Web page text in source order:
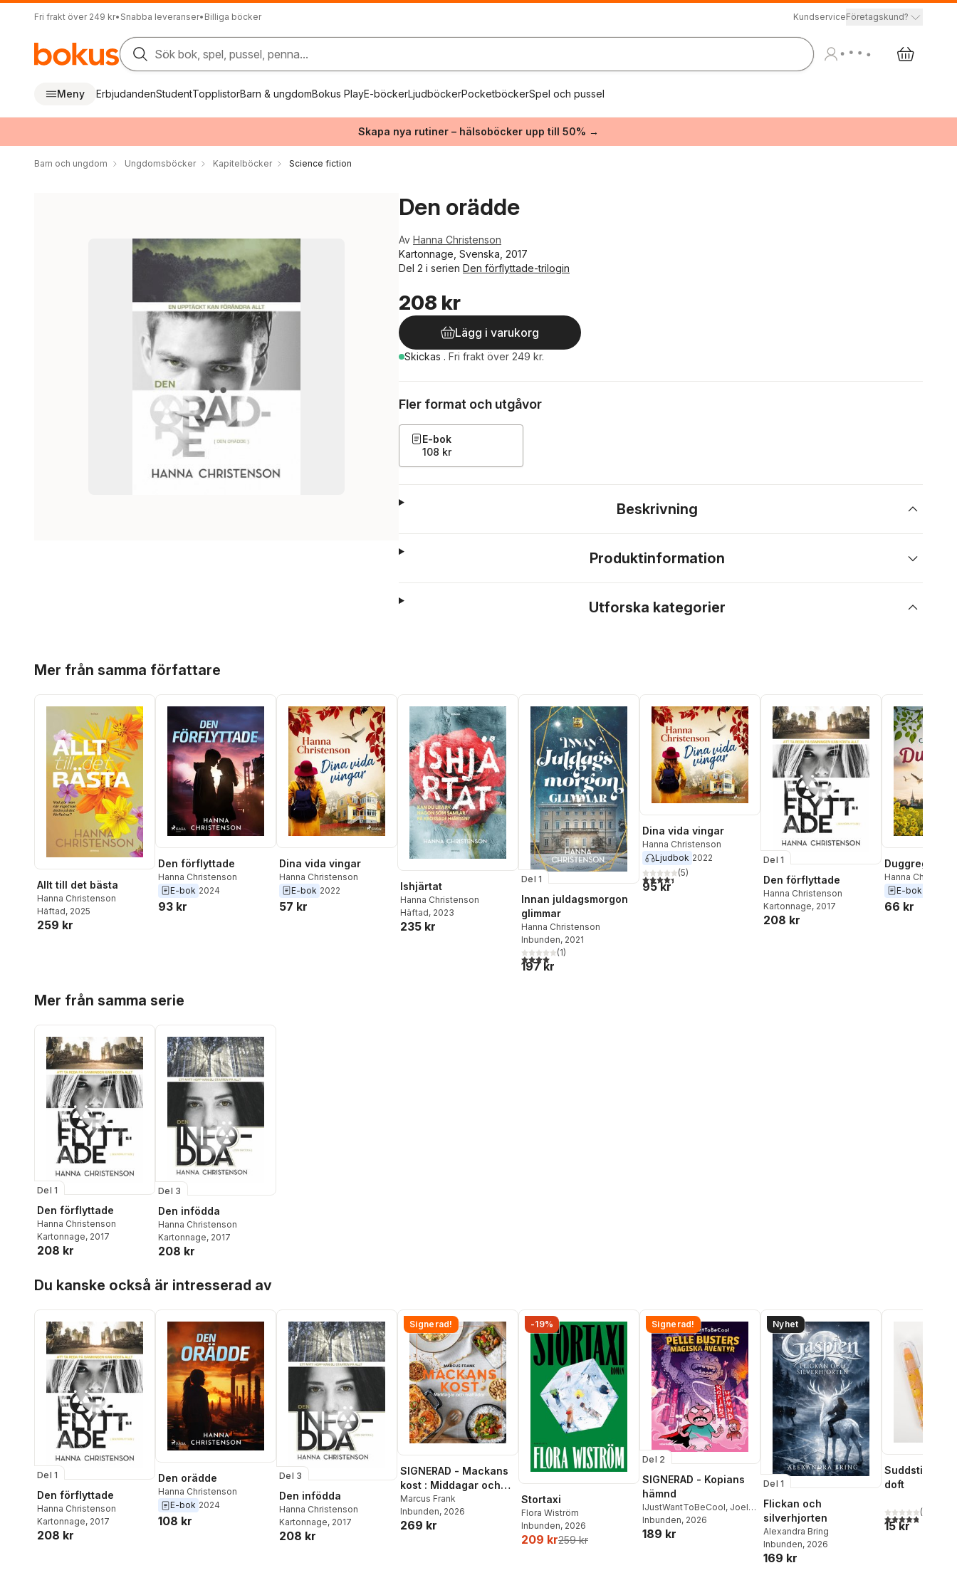
Fri frakt över 249 kr• Snabba leveranser• Billiga böcker KundserviceFöretagskund?
Sök bok, spel, pussel, penna...
Meny ErbjudandenStudentTopplistorBarn & ungdomBokus PlayE-böckerLjudböckerPocketböckerSpel och pussel
Skapa nya rutiner – hälsoböcker upp till 50% →
Barn och ungdom Ungdomsböcker Kapitelböcker Science fiction
Den orädde
Av Hanna Christenson
Kartonnage, Svenska, 2017
Del 2 i serien Den förflyttade-trilogin
208 kr
Lägg i varukorg
Skickas . Fri frakt över 249 kr.
Fler format och utgåvor
E-bok
108 kr
Beskrivning
Produktinformation
Utforska kategorier
Mer från samma författare
Allt till det bästa
Hanna Christenson
Häftad, 2025
259 kr
Den förflyttade
Hanna Christenson
E-bok 2024
93 kr
Dina vida vingar
Hanna Christenson
E-bok 2022
57 kr
Ishjärtat
Hanna Christenson
Häftad, 2023
235 kr
Del 1
Innan juldagsmorgon
glimmar
Hanna Christenson
Inbunden, 2021
4,0utav 5 stjärnor. Totalt antal röster:
(1)
197 kr
Dina vida vingar
Hanna Christenson
Ljudbok 2022
4,4utav 5 stjärnor. Totalt antal röster:
(5)
95 kr
Del 1
Den förflyttade
Hanna Christenson
Kartonnage, 2017
208 kr
Duggregn
Hanna
E-bok
66 kr
Mer från samma serie
Del 1
Den förflyttade
Hanna Christenson
Kartonnage, 2017
208 kr
Del 3
Den infödda
Hanna Christenson
Kartonnage, 2017
208 kr
Du kanske också är intresserad av
Del 1
Den förflyttade
Hanna Christenson
Kartonnage, 2017
208 kr
Den orädde
Hanna Christenson
E-bok 2024
108 kr
Del 3
Den infödda
Hanna Christenson
Kartonnage, 2017
208 kr
Signerad!
SIGNERAD - Mackans
kost : Middagar och
matlådor
Marcus Frank
Inbunden, 2026
269 kr
-19%
Stortaxi
Flora Wiström
Inbunden, 2026
209 kr259 kr
Signerad!
Del 2
SIGNERAD - Kopians
hämnd
IJustWantToBeCool, Joel
Adolphson,Emil Ejdemo
Beer ,Victor Beer
Inbunden, 2026
189 kr
Nyhet
Del 1
Flickan och
silverhjorten
Alexandra Bring
Inbunden, 2026
169 kr
Suddstift
doft
4,8utav 5(
15 kr